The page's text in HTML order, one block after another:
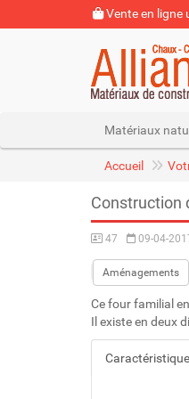
Vente en ligne
Matériaux
Accueil
Construction
47 09-04-
Aménagements
Ce four familial
Il existe en deux